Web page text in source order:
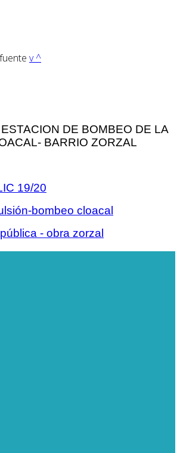
v^
DE BOMBEO DE LA
BARRIO ZORZAL
19/20
bombeo cloacal
- obra zorzal